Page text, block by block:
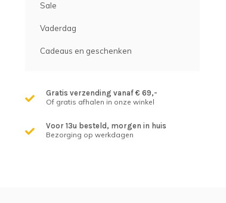
Sale
Vaderdag
Cadeaus en geschenken
Gratis verzending vanaf € 69,-
Of gratis afhalen in onze winkel
Voor 13u besteld, morgen in huis
Bezorging op werkdagen